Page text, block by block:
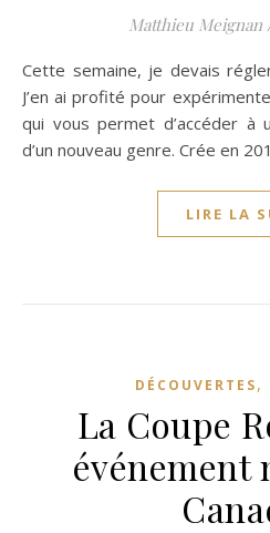
Matthieu Meignan
Cette semaine, je devais régler un souci de santé bénin.
J’en ai profité pour
qui vous permet d’accéder à
d’un nouveau genre. Crée en
LIRE LA
DÉCOUVERTES,
La Coupe
événement